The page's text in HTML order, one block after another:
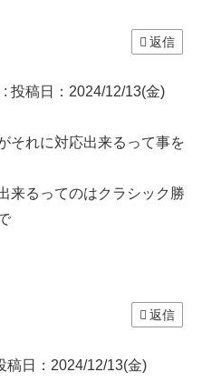
返信
: 投稿日：2024/12/13(金)
それに対応出来るって事を
来るってのはクラシック勝
返信
稿日：2024/12/13(金)